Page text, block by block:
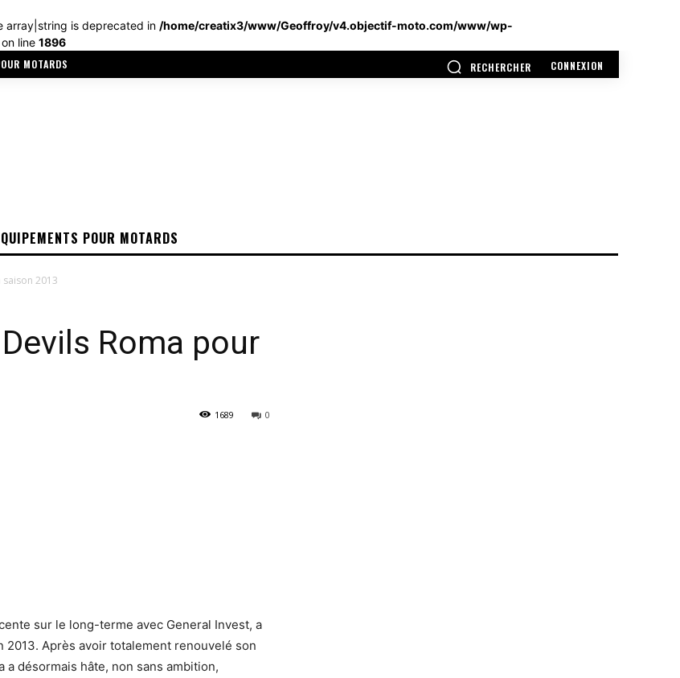
array|string is deprecated in /home/creatix3/www/Geoffroy/v4.objectif-moto.com/www/wp-
on line 1896
MOTARDS RECHERCHER CONNEXION
POUR MOTARDS
2013
Roma pour
0
1689
sur le long-terme avec General Invest, a
Après avoir totalement renouvelé son
a désormais hâte, non sans ambition,